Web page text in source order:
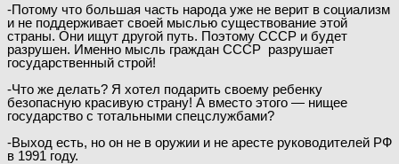
-Потому что большая часть народа уже не верит в социализм
и не поддерживает своей мыслью существование этой
страны. Они ищут другой путь. Поэтому СССР и будет
разрушен. Именно мысль граждан СССР разрушает
государственный строй!
-Что же делать? Я хотел подарить своему ребенку
безопасную красивую страну! А вместо этого — нищее
государство с тотальными спецслужбами?
-Выход есть, но он не в оружии и не аресте руководителей РФ
в 1991 году.